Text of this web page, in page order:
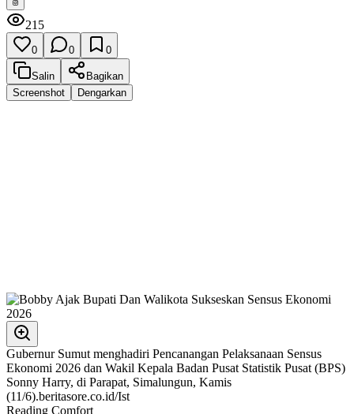
215
0 0 0
Salin
Bagikan
Screenshot
Dengarkan
Gubernur Sumut menghadiri Pencanangan Pelaksanaan Sensus
Ekonomi 2026 dan Wakil Kepala Badan Pusat Statistik Pusat (BPS)
Sonny Harry, di Parapat, Simalungun, Kamis
(11/6).beritasore.co.id/Ist
Reading Comfort